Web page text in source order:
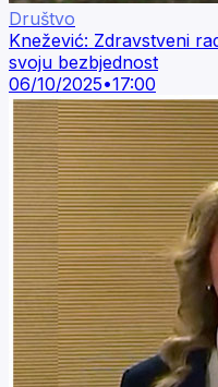
Društvo
Knežević: Zdravstveni
svoju bezbjednost
06/10/2025•17:00